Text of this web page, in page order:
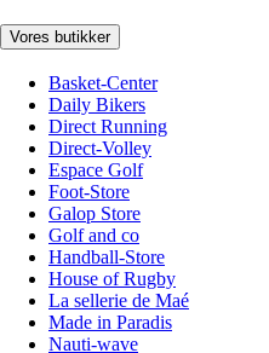
Vores butikker
Basket-Center
Daily Bikers
Direct Running
Direct-Volley
Espace Golf
Foot-Store
Galop Store
Golf and co
Handball-Store
House of Rugby
La sellerie de Maé
Made in Paradis
Nauti-wave